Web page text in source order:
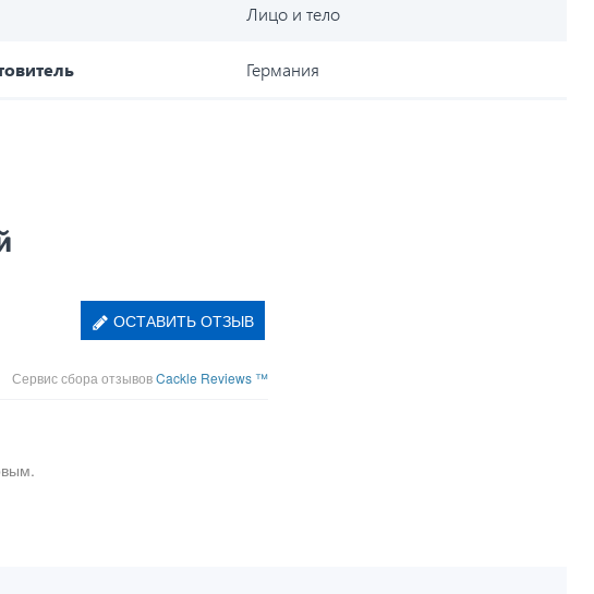
Лицо и тело
Германия
ОСТАВИТЬ ОТЗЫВ
Сервис сбора отзывовCackle Reviews ™